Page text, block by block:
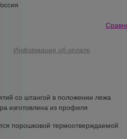
Информация об оплате
со штангой в положении лежа
изготовлена из профиля
порошковой термоотверждаемой